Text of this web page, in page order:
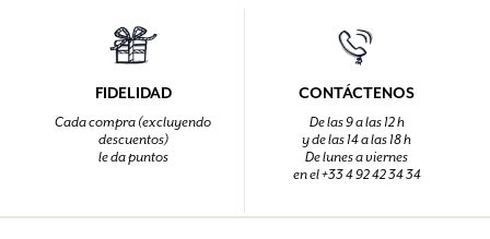
FIDELIDAD
Cada compra (excluyendo
descuentos)
le da puntos
CONTÁCTENOS
De las 9 a las 12 h
y de las 14 a las 18 h
De lunes a viernes
en el +33 4 92 42 34 34